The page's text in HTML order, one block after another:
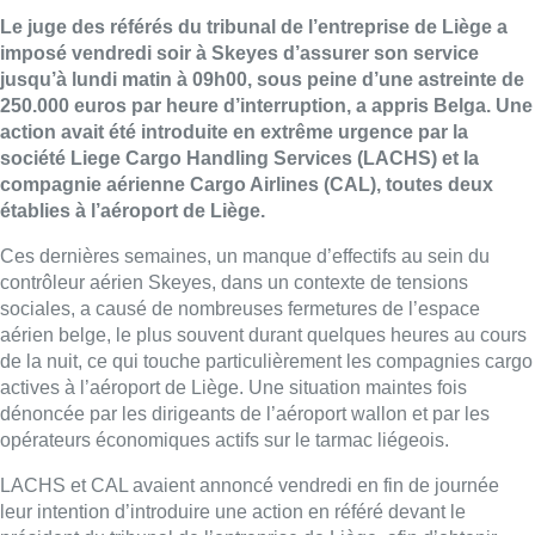
Le juge des référés du tribunal de l’entreprise de Liège a
imposé vendredi soir à Skeyes d’assurer son service
jusqu’à lundi matin à 09h00, sous peine d’une astreinte de
250.000 euros par heure d’interruption, a appris Belga. Une
action avait été introduite en extrême urgence par la
société Liege Cargo Handling Services (LACHS) et la
compagnie aérienne Cargo Airlines (CAL), toutes deux
établies à l’aéroport de Liège.
Ces dernières semaines, un manque d’effectifs au sein du
contrôleur aérien Skeyes, dans un contexte de tensions
sociales, a causé de nombreuses fermetures de l’espace
aérien belge, le plus souvent durant quelques heures au cours
de la nuit, ce qui touche particulièrement les compagnies cargo
actives à l’aéroport de Liège. Une situation maintes fois
dénoncée par les dirigeants de l’aéroport wallon et par les
opérateurs économiques actifs sur le tarmac liégeois.
LACHS et CAL avaient annoncé vendredi en fin de journée
leur intention d’introduire une action en référé devant le